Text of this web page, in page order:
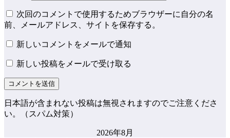
次回のコメントで使用するためブラウザーに自分の名
前、メールアドレス、サイトを保存する。
新しいコメントをメールで通知
新しい投稿をメールで受け取る
日本語が含まれない投稿は無視されますのでご注意くださ
い。（スパム対策）
2026年8月